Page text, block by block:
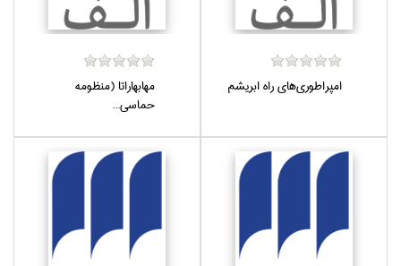
امپراطوري‌هاي راه ابريشم
مهابهاراتا (منظومه
حماسي...